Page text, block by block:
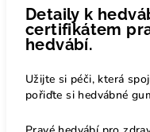
Detaily k
certifikátem
hedvábí.
Užijte si péči, která
pořiďte si hedvábné